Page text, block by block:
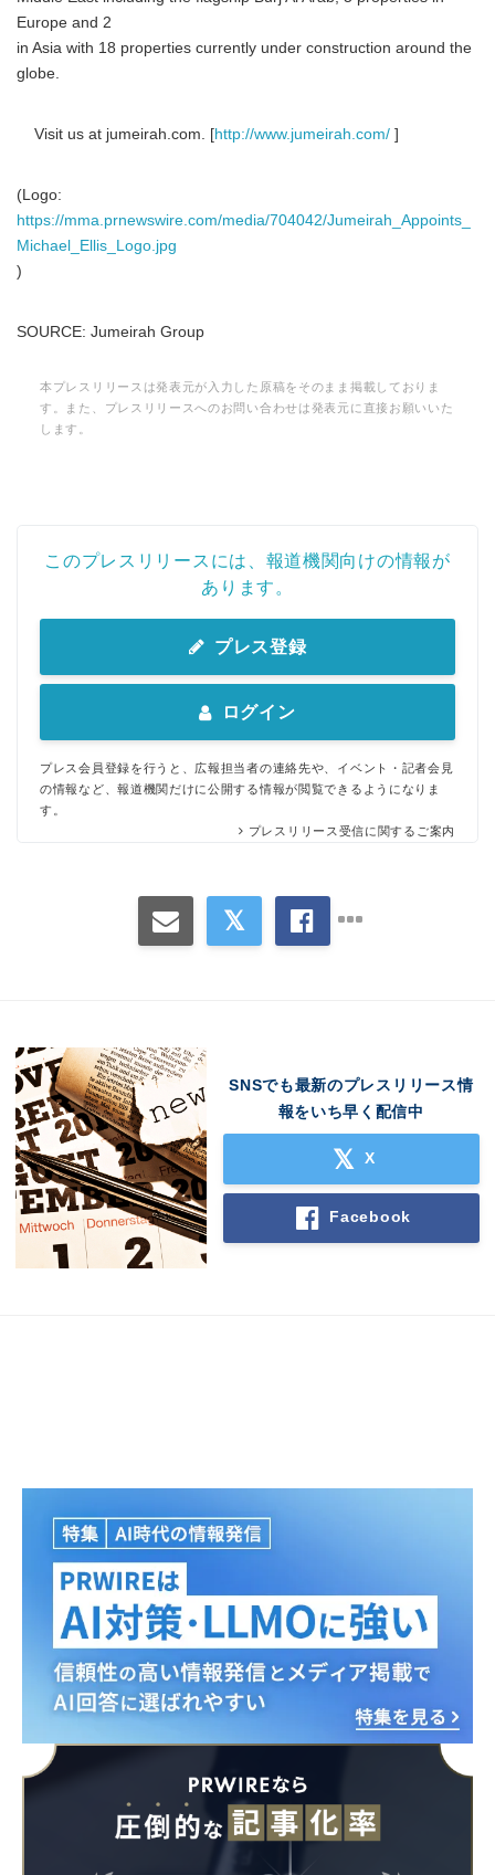
Europe and 2
in Asia with 18 properties currently under construction around the
globe.
Visit us at jumeirah.com. [http://www.jumeirah.com/ ]
(Logo:
https://mma.prnewswire.com/media/704042/Jumeirah_Appoints_
Michael_Ellis_Logo.jpg
)
SOURCE: Jumeirah Group
本プレスリリースは発表元が入力した原稿をそのまま掲載しておりま
す。また、プレスリリースへのお問い合わせは発表元に直接お願いいた
します。
このプレスリリースには、報道機関向けの情報が
あります。
プレス登録
ログイン
プレス会員登録を行うと、広報担当者の連絡先や、イベント・記者会見
の情報など、報道機関だけに公開する情報が閲覧できるようになりま
す。
プレスリリース受信に関するご案内
SNSでも最新のプレスリリース情
報をいち早く配信中
X
Facebook